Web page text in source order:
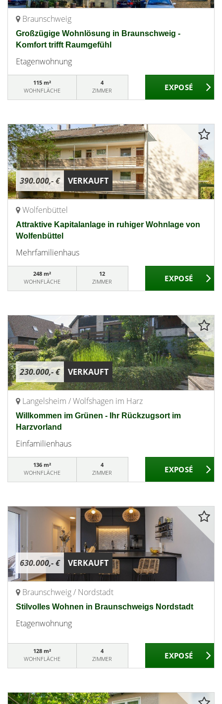
Braunschweig
Großzügige Wohnlösung in Braunschweig -
Komfort trifft Raumgefühl
Etagenwohnung
115 m²
WOHNFLÄCHE
4
ZIMMER
390.000,- € VERKAUFT
Wolfenbüttel
Attraktive Kapitalanlage in ruhiger Wohnlage von
Wolfenbüttel
Mehrfamilienhaus
248 m²
WOHNFLÄCHE
12
ZIMMER
230.000,- € VERKAUFT
Langelsheim / Wolfshagen im Harz
Willkommen im Grünen - Ihr Rückzugsort im
Harzvorland
Einfamilienhaus
136 m²
WOHNFLÄCHE
4
ZIMMER
630.000,- € VERKAUFT
Braunschweig / Nordstadt
Stilvolles Wohnen in Braunschweigs Nordstadt
Etagenwohnung
128 m²
WOHNFLÄCHE
4
ZIMMER